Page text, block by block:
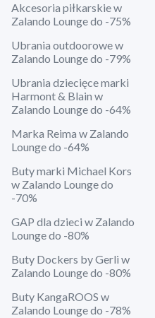
Akcesoria piłkarskie w
Zalando Lounge do -75%
Ubrania outdoorowe w
Zalando Lounge do -79%
Ubrania dziecięce marki
Harmont & Blain w
Zalando Lounge do -64%
Marka Reima w Zalando
Lounge do -64%
Buty marki Michael Kors
w Zalando Lounge do
-70%
GAP dla dzieci w Zalando
Lounge do -80%
Buty Dockers by Gerli w
Zalando Lounge do -80%
Buty KangaROOS w
Zalando Lounge do -78%